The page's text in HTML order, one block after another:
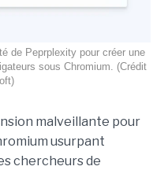
de Peprplexity pour créer une
sous Chromium. (Crédit
malveillante pour
usurpant
chercheurs de